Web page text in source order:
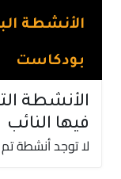
الأنشطة
بودكاست
الأنشطة
فيها النائب
لا توجد أنشطة تم